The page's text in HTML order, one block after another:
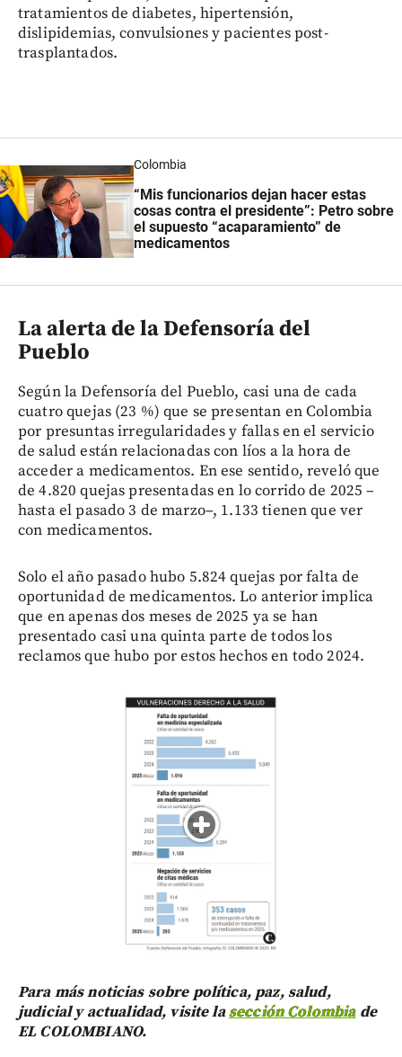
tratamientos de diabetes, hipertensión,
dislipidemias, convulsiones y pacientes post-
trasplantados.
Colombia
“Mis funcionarios dejan hacer estas
cosas contra el presidente”: Petro sobre
el supuesto “acaparamiento” de
medicamentos
La alerta de la Defensoría del
Pueblo
Según la Defensoría del Pueblo, casi una de cada
cuatro quejas (23 %) que se presentan en Colombia
por presuntas irregularidades y fallas en el servicio
de salud están relacionadas con líos a la hora de
acceder a medicamentos. En ese sentido, reveló que
de 4.820 quejas presentadas en lo corrido de 2025 –
hasta el pasado 3 de marzo–, 1.133 tienen que ver
con medicamentos.
Solo el año pasado hubo 5.824 quejas por falta de
oportunidad de medicamentos. Lo anterior implica
que en apenas dos meses de 2025 ya se han
presentado casi una quinta parte de todos los
reclamos que hubo por estos hechos en todo 2024.
Para más noticias sobre política, paz, salud,
judicial y actualidad, visite lasección Colombiade
EL COLOMBIANO.